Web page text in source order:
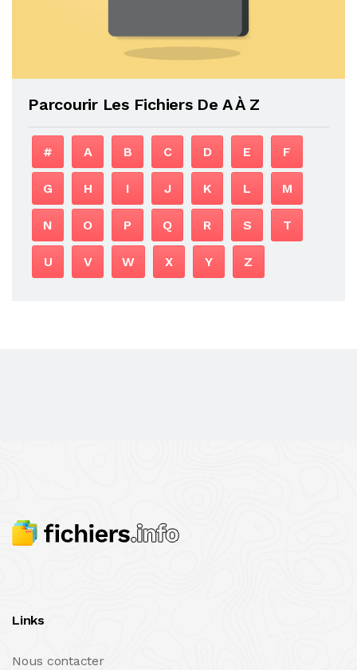
Parcourir Les Fichiers De A À Z
# A B C D E F
G H I J K L M
N O P Q R S T
U V W X Y Z
Links
Nous contacter